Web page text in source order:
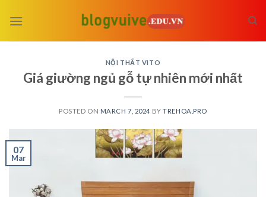
NỘI THẤT VITO
Giá giường ngủ gỗ tự nhiên mới nhất
POSTED ON MARCH 7, 2024 BYTREHOA.PRO
07
Mar